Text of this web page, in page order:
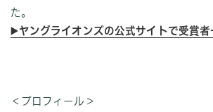
た。
▶️ヤングライオンズの公式サイトで受賞者
＜プロフィール＞